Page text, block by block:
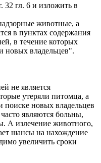
32 гл. 6 и изложить в
животные, а
в пунктах содержания
в течение которых
новых владельцев".
не является
утеряли питомца, а
поиске новых владельцев
являются больны,
А излечение животного,
шансы на нахождение
увеличить сроки